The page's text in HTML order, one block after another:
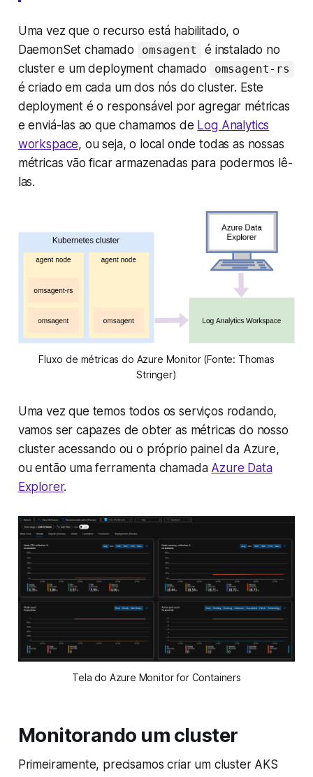
Uma vez que o recurso está habilitado, o
DaemonSet chamado
omsagent
é instalado no
cluster e um deployment chamado
omsagent-rs
é criado em cada um dos nós do cluster. Este
deployment é o responsável por agregar métricas
e enviá-las ao que chamamos de Log Analytics
workspace, ou seja, o local onde todas as nossas
métricas vão ficar armazenadas para podermos lê-
las.
Fluxo de métricas do Azure Monitor (Fonte: Thomas
Stringer)
Uma vez que temos todos os serviços rodando,
vamos ser capazes de obter as métricas do nosso
cluster acessando ou o próprio painel da Azure,
ou então uma ferramenta chamada Azure Data
Explorer.
Tela do Azure Monitor for Containers
Monitorando um cluster
Primeiramente, precisamos criar um cluster AKS